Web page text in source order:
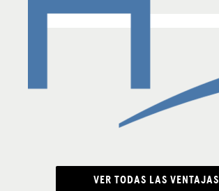
VER TODAS LAS VENTAJAS